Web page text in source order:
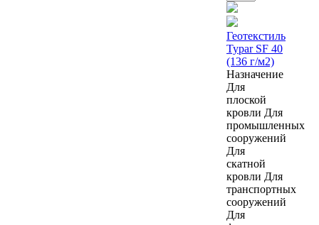
Геотекстиль
Typar SF 40
(136 г/м2)
Назначение
Для
плоской
кровли Для
промышленных
сооружений
Для
скатной
кровли Для
транспортных
сооружений
Для